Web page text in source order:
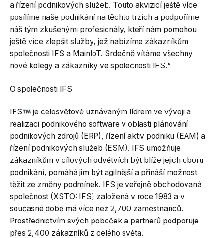
a řízení podnikových služeb. Touto akvizicí ještě více
posílíme naše podnikání na těchto trzích a podpoříme
náš tým zkušenými profesionály, kteří nám pomohou
ještě více zlepšit služby, jež nabízíme zákazníkům
společnosti IFS a MainloT. Srdečně vítáme všechny
nové kolegy a zákazníky ve společnosti IFS.“
O společnosti IFS
IFS
je celosvětově uznávaným lídrem ve vývoji a
realizaci podnikového software v oblasti plánování
podnikových zdrojů (ERP), řízení aktiv podniku (EAM) a
řízení podnikových služeb (ESM). IFS umožňuje
zákazníkům v cílových odvětvích být blíže jejich oboru
podnikání, pomáhá jim být agilnější a přináší možnost
těžit ze změny podmínek. IFS je veřejně obchodovaná
společnost (XSTO: IFS) založená v roce 1983 a v
současné době má více než 2,700 zaměstnanců.
Prostřednictvím svých poboček a partnerů podporuje
přes 2,400 zákazníků z celého světa.